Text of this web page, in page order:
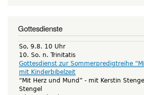
Gottesdienste
So, 9.8. 10 Uhr
10. So. n. Trinitatis
Gottesdienst zur Sommerpredigtreihe
mit Kinderbibelzeit
“Mit Herz und Mund” - mit Kerstin Stengel
Stengel